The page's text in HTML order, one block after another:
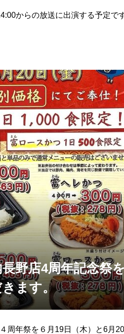
からの放送に出演する予定で
野店4周年記念祭
ます。
周年祭を６月19日（木）と6月